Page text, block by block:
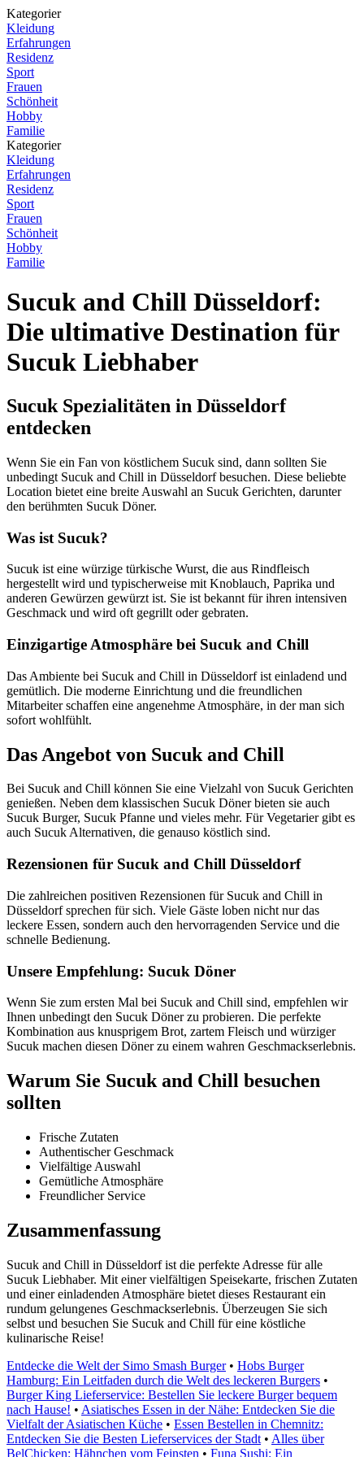
Kategorier
Kleidung
Erfahrungen
Residenz
Sport
Frauen
Schönheit
Hobby
Familie
Kategorier
Kleidung
Erfahrungen
Residenz
Sport
Frauen
Schönheit
Hobby
Familie
Sucuk and Chill Düsseldorf:
Die ultimative Destination für
Sucuk Liebhaber
Sucuk Spezialitäten in Düsseldorf
entdecken
Wenn Sie ein Fan von köstlichem Sucuk sind, dann sollten Sie
unbedingt Sucuk and Chill in Düsseldorf besuchen. Diese beliebte
Location bietet eine breite Auswahl an Sucuk Gerichten, darunter
den berühmten Sucuk Döner.
Was ist Sucuk?
Sucuk ist eine würzige türkische Wurst, die aus Rindfleisch
hergestellt wird und typischerweise mit Knoblauch, Paprika und
anderen Gewürzen gewürzt ist. Sie ist bekannt für ihren intensiven
Geschmack und wird oft gegrillt oder gebraten.
Einzigartige Atmosphäre bei Sucuk and Chill
Das Ambiente bei Sucuk and Chill in Düsseldorf ist einladend und
gemütlich. Die moderne Einrichtung und die freundlichen
Mitarbeiter schaffen eine angenehme Atmosphäre, in der man sich
sofort wohlfühlt.
Das Angebot von Sucuk and Chill
Bei Sucuk and Chill können Sie eine Vielzahl von Sucuk Gerichten
genießen. Neben dem klassischen Sucuk Döner bieten sie auch
Sucuk Burger, Sucuk Pfanne und vieles mehr. Für Vegetarier gibt es
auch Sucuk Alternativen, die genauso köstlich sind.
Rezensionen für Sucuk and Chill Düsseldorf
Die zahlreichen positiven Rezensionen für Sucuk and Chill in
Düsseldorf sprechen für sich. Viele Gäste loben nicht nur das
leckere Essen, sondern auch den hervorragenden Service und die
schnelle Bedienung.
Unsere Empfehlung: Sucuk Döner
Wenn Sie zum ersten Mal bei Sucuk and Chill sind, empfehlen wir
Ihnen unbedingt den Sucuk Döner zu probieren. Die perfekte
Kombination aus knusprigem Brot, zartem Fleisch und würziger
Sucuk machen diesen Döner zu einem wahren Geschmackserlebnis.
Warum Sie Sucuk and Chill besuchen
sollten
Frische Zutaten
Authentischer Geschmack
Vielfältige Auswahl
Gemütliche Atmosphäre
Freundlicher Service
Zusammenfassung
Sucuk and Chill in Düsseldorf ist die perfekte Adresse für alle
Sucuk Liebhaber. Mit einer vielfältigen Speisekarte, frischen Zutaten
und einer einladenden Atmosphäre bietet dieses Restaurant ein
rundum gelungenes Geschmackserlebnis. Überzeugen Sie sich
selbst und besuchen Sie Sucuk and Chill für eine köstliche
kulinarische Reise!
Entdecke die Welt der Simo Smash Burger• Hobs Burger
Hamburg: Ein Leitfaden durch die Welt des leckeren Burgers •
Burger King Lieferservice: Bestellen Sie leckere Burger bequem
nach Hause! • Asiatisches Essen in der Nähe: Entdecken Sie die
Vielfalt der Asiatischen Küche • Essen Bestellen in Chemnitz:
Entdecken Sie die Besten Lieferservices der Stadt • Alles über
BelChicken: Hähnchen vom Feinsten • Funa Sushi: Ein